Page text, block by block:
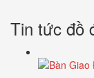
Tin tức đồ